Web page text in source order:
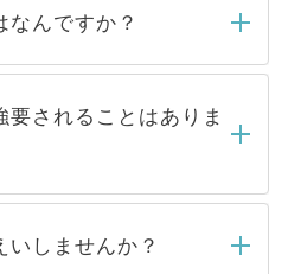
、その後メールもしくは
日以内にはご連絡をせて
、しばらくお待ちくださ
なんですか？
で取り扱っている求人の
サイトからご覧いただ
人」です。非公開求人は
て、一般には公開してい
ため 人気のある医療機
要されることはありま
することは一切ありませ
募先から内定をいただい
いしませんか？